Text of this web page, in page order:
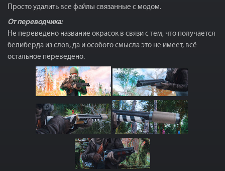
Просто удалить все файлы связанные с модом.
От переводчика:
Не переведено название окрасок в связи с тем, что получается
белиберда из слов, да и особого смысла это не имеет, всё
остальное переведено.